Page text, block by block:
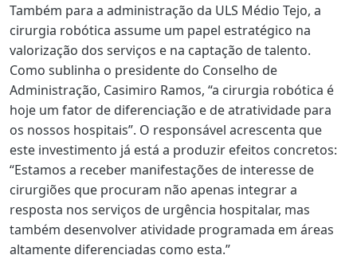
Também para a administração da ULS Médio Tejo, a
cirurgia robótica assume um papel estratégico na
valorização dos serviços e na captação de talento.
Como sublinha o presidente do Conselho de
Administração, Casimiro Ramos, “a cirurgia robótica é
hoje um fator de diferenciação e de atratividade para
os nossos hospitais”. O responsável acrescenta que
este investimento já está a produzir efeitos concretos:
“Estamos a receber manifestações de interesse de
cirurgiões que procuram não apenas integrar a
resposta nos serviços de urgência hospitalar, mas
também desenvolver atividade programada em áreas
altamente diferenciadas como esta.”